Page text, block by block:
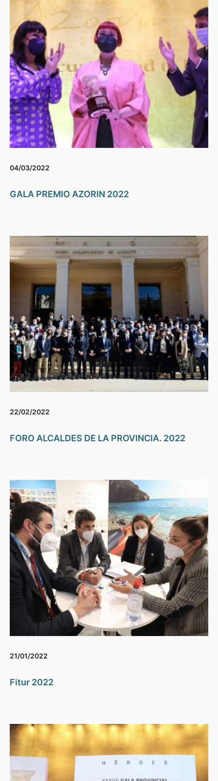
04/03/2022
GALA PREMIO AZORIN 2022
22/02/2022
FORO ALCALDES DE LA PROVINCIA. 2022
21/01/2022
Fitur 2022